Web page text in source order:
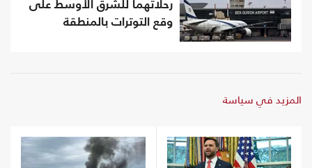
رحلاتهما للشرق الأوسط على
وقع التوترات بالمنطقة
المزيد في سياسة